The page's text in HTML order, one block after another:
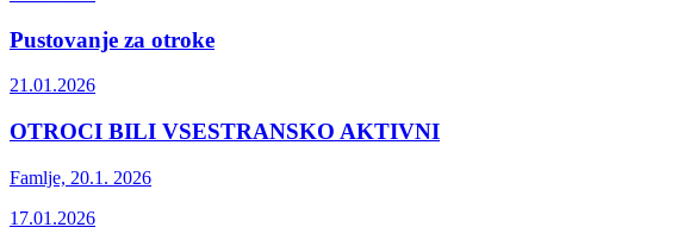
Pustovanje za otroke
21.01.2026
OTROCI BILI VSESTRANSKO AKTIVNI
Famlje, 20.1. 2026
17.01.2026